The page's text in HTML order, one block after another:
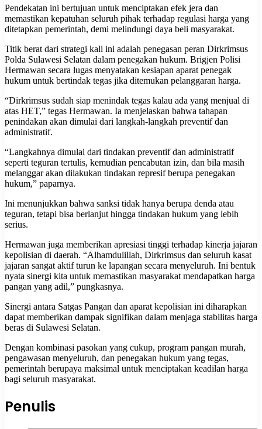
Pendekatan ini bertujuan untuk menciptakan efek jera dan
memastikan kepatuhan seluruh pihak terhadap regulasi harga yang
ditetapkan pemerintah, demi melindungi daya beli masyarakat.
Titik berat dari strategi kali ini adalah penegasan peran Dirkrimsus
Polda Sulawesi Selatan dalam penegakan hukum. Brigjen Polisi
Hermawan secara lugas menyatakan kesiapan aparat penegak
hukum untuk bertindak tegas jika ditemukan pelanggaran harga.
“Dirkrimsus sudah siap menindak tegas kalau ada yang menjual di
atas HET,” tegas Hermawan. Ia menjelaskan bahwa tahapan
penindakan akan dimulai dari langkah-langkah preventif dan
administratif.
“Langkahnya dimulai dari tindakan preventif dan administratif
seperti teguran tertulis, kemudian pencabutan izin, dan bila masih
melanggar akan dilakukan tindakan represif berupa penegakan
hukum,” paparnya.
Ini menunjukkan bahwa sanksi tidak hanya berupa denda atau
teguran, tetapi bisa berlanjut hingga tindakan hukum yang lebih
serius.
Hermawan juga memberikan apresiasi tinggi terhadap kinerja jajaran
kepolisian di daerah. “Alhamdulillah, Dirkrimsus dan seluruh kasat
jajaran sangat aktif turun ke lapangan secara menyeluruh. Ini bentuk
nyata sinergi kita untuk memastikan masyarakat mendapatkan harga
pangan yang adil,” pungkasnya.
Sinergi antara Satgas Pangan dan aparat kepolisian ini diharapkan
dapat memberikan dampak signifikan dalam menjaga stabilitas harga
beras di Sulawesi Selatan.
Dengan kombinasi pasokan yang cukup, program pangan murah,
pengawasan menyeluruh, dan penegakan hukum yang tegas,
pemerintah berupaya maksimal untuk menciptakan keadilan harga
bagi seluruh masyarakat.
Penulis